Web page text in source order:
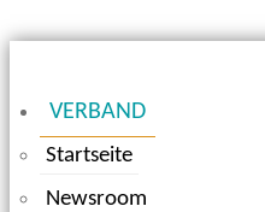
VERBAND
Startseite
Newsroom